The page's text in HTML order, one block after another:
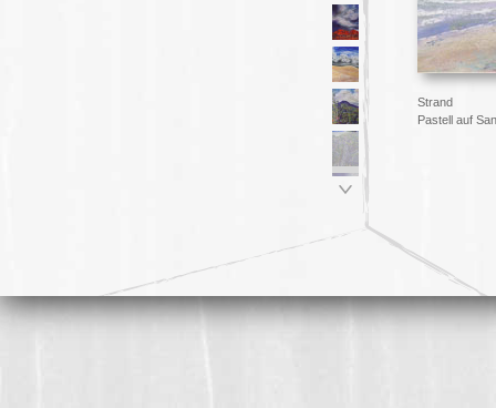
Strand
Pastell auf